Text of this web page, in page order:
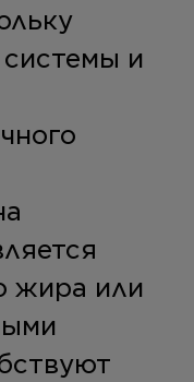
и
жира или